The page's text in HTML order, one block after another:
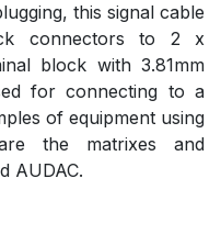
this signal cable
connectors to 2 x
block with 3.81mm
for connecting to a
of equipment using
the matrixes and
AUDAC.